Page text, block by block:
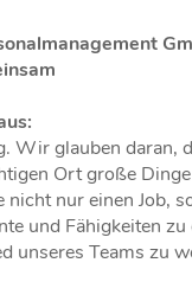
Wir glauben daran,
Ort große
nicht nur einen Job,
und Fähigkeiten
unseres Teams zu